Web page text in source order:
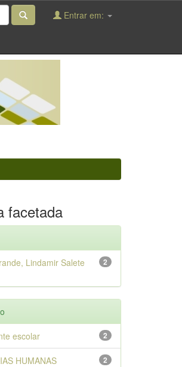
Entrar em:
facetada
2
Lindamir Salete
2
escolar
2
HUMANAS